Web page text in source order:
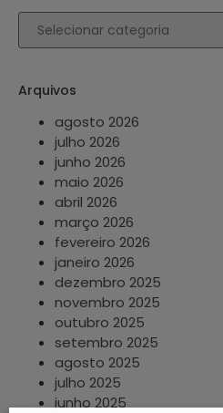
Arquivos
agosto 2026
julho 2026
junho 2026
maio 2026
abril 2026
março 2026
fevereiro 2026
janeiro 2026
dezembro 2025
novembro 2025
outubro 2025
setembro 2025
agosto 2025
julho 2025
junho 2025